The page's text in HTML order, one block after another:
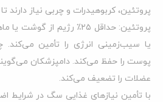
پروتئین، کربوهیدرات و چربی نیاز دارند
پروتئین: حداقل ۲۵٪ رژیم از
یا سیب‌زمینی انرژی را تأمین
عضلات را تضعیف می‌کند.
با تأمین نیازهای غذایی سگ در شرایط